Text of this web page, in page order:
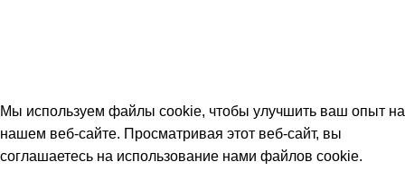
Мы используем файлы cookie, чтобы улучшить ваш опыт на
нашем веб-сайте. Просматривая этот веб-сайт, вы
соглашаетесь на использование нами файлов cookie.